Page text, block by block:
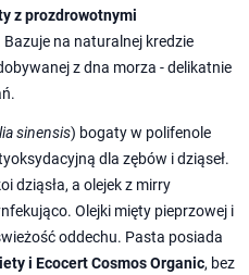
z prozdrowotnymi
Bazuje na naturalnej kredzie
z dna morza - delikatnie
sinensis) bogaty w polifenole
dla zębów i dziąseł.
dziąsła, a olejek z mirry
Olejki mięty pieprzowej i
oddechu. Pasta posiada
i Ecocert Cosmos Organic, bez